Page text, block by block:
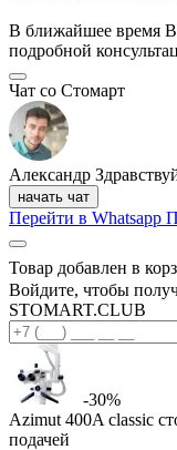
В ближайшее время
подробной
Чат со Стомарт
Александр
начать чат
Перейти в Whatsapp
Товар добавлен в
Войдите, чтобы
STOMART.CLUB
-30%
Azimut 400A classic
подачей